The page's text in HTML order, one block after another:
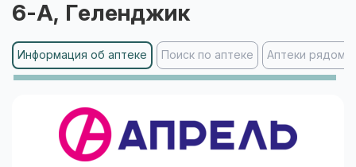
6-А, Геленджик
Информация об аптеке Поиск по аптеке Аптеки рядом